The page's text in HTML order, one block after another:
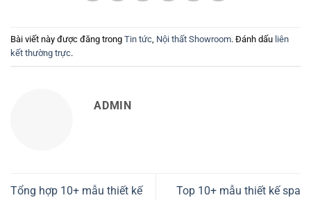
Bài viết này được đăng trong Tin tức Nội thất Showroom. Đánh dấu liên
kết thường trực.
ADMIN
Tổng hợp 10+ mẫu thiết kế
Top 10+ mẫu thiết kế spa